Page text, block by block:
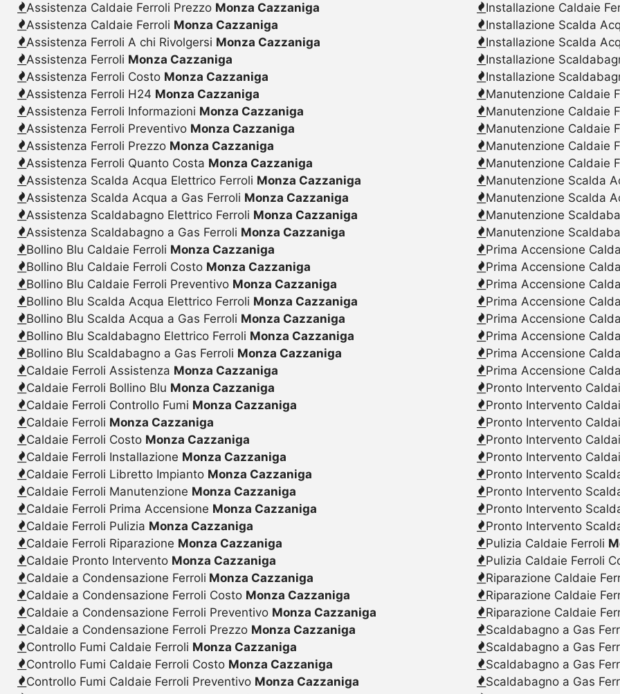
Assistenza Caldaie Ferroli Prezzo Monza Cazzaniga
Assistenza Caldaie Ferroli Monza Cazzaniga
Assistenza Ferroli A chi Rivolgersi Monza Cazzaniga
Assistenza Ferroli Monza Cazzaniga
Assistenza Ferroli Costo Monza Cazzaniga
Assistenza Ferroli H24 Monza Cazzaniga
Assistenza Ferroli Informazioni Monza Cazzaniga
Assistenza Ferroli Preventivo Monza Cazzaniga
Assistenza Ferroli Prezzo Monza Cazzaniga
Assistenza Ferroli Quanto Costa Monza Cazzaniga
Assistenza Scalda Acqua Elettrico Ferroli Monza Cazzaniga
Assistenza Scalda Acqua a Gas Ferroli Monza Cazzaniga
Assistenza Scaldabagno Elettrico Ferroli Monza Cazzaniga
Assistenza Scaldabagno a Gas Ferroli Monza Cazzaniga
Bollino Blu Caldaie Ferroli Monza Cazzaniga
Bollino Blu Caldaie Ferroli Costo Monza Cazzaniga
Bollino Blu Caldaie Ferroli Preventivo Monza Cazzaniga
Bollino Blu Scalda Acqua Elettrico Ferroli Monza Cazzaniga
Bollino Blu Scalda Acqua a Gas Ferroli Monza Cazzaniga
Bollino Blu Scaldabagno Elettrico Ferroli Monza Cazzaniga
Bollino Blu Scaldabagno a Gas Ferroli Monza Cazzaniga
Caldaie Ferroli Assistenza Monza Cazzaniga
Caldaie Ferroli Bollino Blu Monza Cazzaniga
Caldaie Ferroli Controllo Fumi Monza Cazzaniga
Caldaie Ferroli Monza Cazzaniga
Caldaie Ferroli Costo Monza Cazzaniga
Caldaie Ferroli Installazione Monza Cazzaniga
Caldaie Ferroli Libretto Impianto Monza Cazzaniga
Caldaie Ferroli Manutenzione Monza Cazzaniga
Caldaie Ferroli Prima Accensione Monza Cazzaniga
Caldaie Ferroli Pulizia Monza Cazzaniga
Caldaie Ferroli Riparazione Monza Cazzaniga
Caldaie Pronto Intervento Monza Cazzaniga
Caldaie a Condensazione Ferroli Monza Cazzaniga
Caldaie a Condensazione Ferroli Costo Monza Cazzaniga
Caldaie a Condensazione Ferroli Preventivo Monza Cazzaniga
Caldaie a Condensazione Ferroli Prezzo Monza Cazzaniga
Controllo Fumi Caldaie Ferroli Monza Cazzaniga
Controllo Fumi Caldaie Ferroli Costo Monza Cazzaniga
Controllo Fumi Caldaie Ferroli Preventivo Monza Cazzaniga
Installazione Caldaie
Installazione Scalda
Installazione Scalda
Installazione
Installazione
Manutenzione Caldaie
Manutenzione Caldaie
Manutenzione Caldaie
Manutenzione Caldaie
Manutenzione Caldaie
Manutenzione Scalda
Manutenzione Scalda
Manutenzione
Manutenzione
Prima Accensione
Prima Accensione
Prima Accensione
Prima Accensione
Prima Accensione
Prima Accensione
Prima Accensione
Prima Accensione
Pronto Intervento
Pronto Intervento
Pronto Intervento
Pronto Intervento
Pronto Intervento
Pronto Intervento
Pronto Intervento
Pronto Intervento
Pronto Intervento
Pulizia Caldaie Ferroli
Pulizia Caldaie Ferroli
Riparazione Caldaie
Riparazione Caldaie
Riparazione Caldaie
Scaldabagno a Gas
Scaldabagno a Gas
Scaldabagno a Gas
Scaldabagno a Gas